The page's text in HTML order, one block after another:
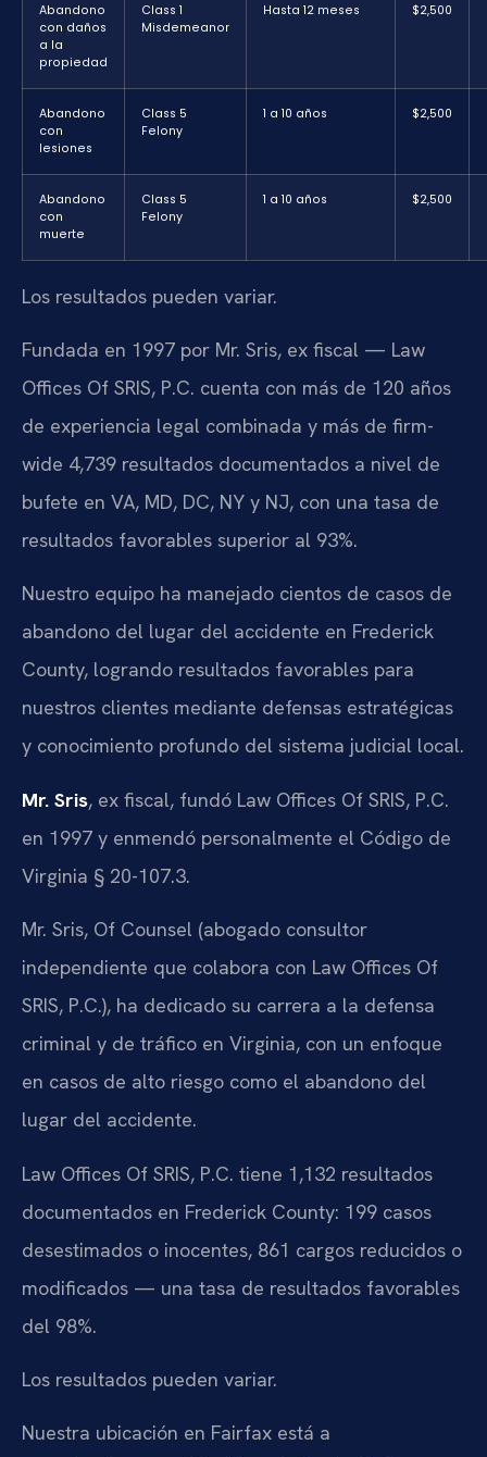
Abandono
con daños
a la
propiedad
Class 1
Misdemeanor
Hasta 12 meses $2,500
Abandono
con
lesiones
Class 5
Felony
1 a 10 años $2,500
Abandono
con
muerte
Class 5
Felony
1 a 10 años $2,500
Los resultados pueden variar.
Fundada en 1997 por Mr. Sris, ex fiscal — Law
Offices Of SRIS, P.C. cuenta con más de 120 años
de experiencia legal combinada y más de firm-
wide 4,739 resultados documentados a nivel de
bufete en VA, MD, DC, NY y NJ, con una tasa de
resultados favorables superior al 93%.
Nuestro equipo ha manejado cientos de casos de
abandono del lugar del accidente en Frederick
County, logrando resultados favorables para
nuestros clientes mediante defensas estratégicas
y conocimiento profundo del sistema judicial local.
Mr. Sris, ex fiscal, fundó Law Offices Of SRIS, P.C.
en 1997 y enmendó personalmente el Código de
Virginia § 20-107.3.
Mr. Sris, Of Counsel (abogado consultor
independiente que colabora con Law Offices Of
SRIS, P.C.), ha dedicado su carrera a la defensa
criminal y de tráfico en Virginia, con un enfoque
en casos de alto riesgo como el abandono del
lugar del accidente.
Law Offices Of SRIS, P.C. tiene 1,132 resultados
documentados en Frederick County: 199 casos
desestimados o inocentes, 861 cargos reducidos o
modificados — una tasa de resultados favorables
del 98%.
Los resultados pueden variar.
Nuestra ubicación en Fairfax está a